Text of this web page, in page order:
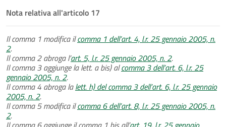
Nota relativa all'articolo 17
Il comma 1 modifica ilcomma 1 dell’art. 4, l.r. 25 gennaio 2005, n.
2.
Il comma 2 abroga l’art. 5, l.r. 25 gennaio 2005, n. 2.
Il comma 3 aggiunge la lett. a bis) alcomma 3 dell’art. 6, l.r. 25
gennaio 2005, n. 2.
Il comma 4 abroga lalett. h) del comma 3 dell’art. 6, l.r. 25 gennaio
2005, n. 2.
Il comma 5 modifica ilcomma 6 dell’art. 8, l.r. 25 gennaio 2005, n.
2.